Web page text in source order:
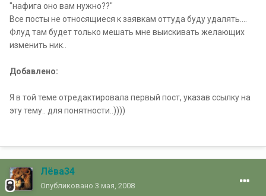
"нафига оно вам нужно??"
Все посты не относящиеся к заявкам оттуда буду удалять....
Флуд там будет только мешать мне выискивать желающих
изменить ник..
Добавлено:
Я в той теме отредактировала первый пост, указав ссылку на
эту тему.. для понятности..))))
Лёва34
Опубликовано 3 мая, 2008